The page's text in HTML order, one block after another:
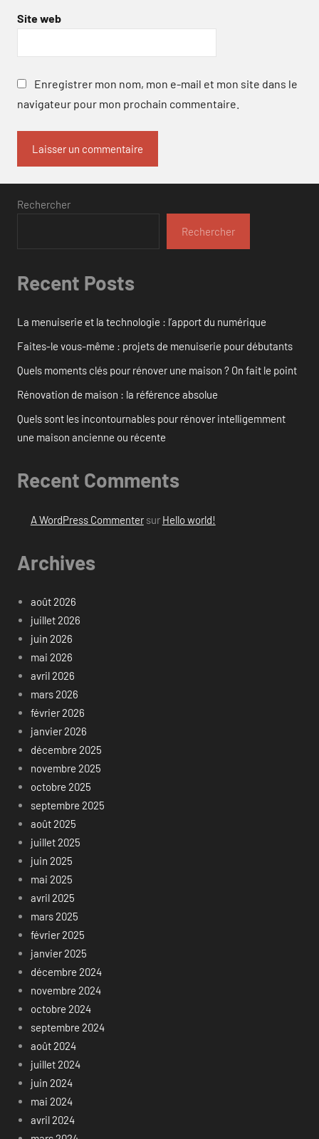
Site web
Enregistrer mon nom, mon e-mail et mon site dans le
navigateur pour mon prochain commentaire.
Rechercher
Rechercher
Recent Posts
La menuiserie et la technologie : l’apport du numérique
Faites-le vous-même : projets de menuiserie pour débutants
Quels moments clés pour rénover une maison ? On fait le point
Rénovation de maison : la référence absolue
Quels sont les incontournables pour rénover intelligemment
une maison ancienne ou récente
Recent Comments
A WordPress Commentersur Hello world!
Archives
août 2026
juillet 2026
juin 2026
mai 2026
avril 2026
mars 2026
février 2026
janvier 2026
décembre 2025
novembre 2025
octobre 2025
septembre 2025
août 2025
juillet 2025
juin 2025
mai 2025
avril 2025
mars 2025
février 2025
janvier 2025
décembre 2024
novembre 2024
octobre 2024
septembre 2024
août 2024
juillet 2024
juin 2024
mai 2024
avril 2024